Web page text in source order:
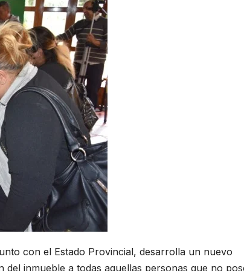
con el Estado Provincial, desarrolla un nuevo
inmueble a todas aquellas personas que no